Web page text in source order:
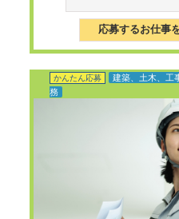
応募するお仕事
かんたん応募
建築、土木、工
務